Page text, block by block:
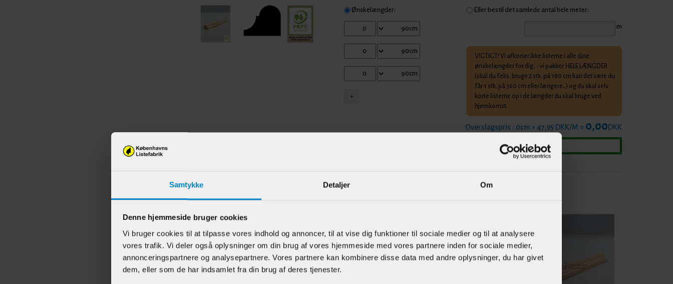
Samtykke Detaljer Om
Denne hjemmeside bruger cookies
Vi bruger cookies til at tilpasse vores indhold og annoncer, til at vise dig funktioner til sociale medier og til at analysere
vores trafik. Vi deler også oplysninger om din brug af vores hjemmeside med vores partnere inden for sociale medier,
annonceringspartnere og analysepartnere. Vores partnere kan kombinere disse data med andre oplysninger, du har givet
dem, eller som de har indsamlet fra din brug af deres tjenester.
Ønskelængder: Eller bestil det samlede antal hele meter:
m
VIGTIGT! Vi afkorter ikke listerne i alle dine
ønskelængder for dig, - vi pakker HELE LÆNGDER
(skal du f.eks. bruge 2 stk. på 180 cm kan det være du
får 1 stk. på 360 cm eller længere..) og du skal selv
korte listerne op i de længder du skal bruge ved
hjemkomst.
Overslagspris : 0cm × 47,95 DKK/M = 0,00DKK
Andre kunder har også kigget på